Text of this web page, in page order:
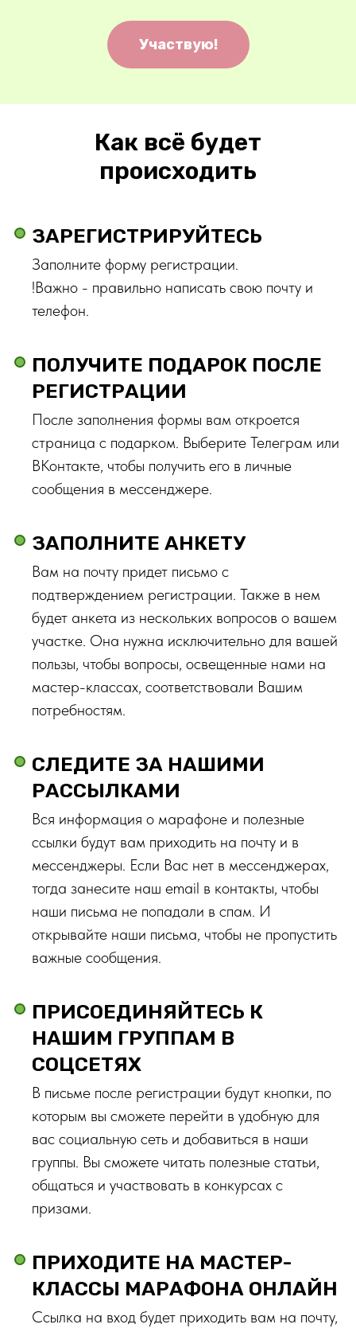
Участвую!
Как всё будет
происходить
ЗАРЕГИСТРИРУЙТЕСЬ
Заполните форму регистрации.
!Важно - правильно написать свою почту и
телефон.
ПОЛУЧИТЕ ПОДАРОК ПОСЛЕ
РЕГИСТРАЦИИ
После заполнения формы вам откроется
страница с подарком. Выберите Телеграм или
ВКонтакте, чтобы получить его в личные
сообщения в мессенджере.
ЗАПОЛНИТЕ АНКЕТУ
Вам на почту придет письмо с
подтверждением регистрации. Также в нем
будет анкета из нескольких вопросов о вашем
участке. Она нужна исключительно для вашей
пользы, чтобы вопросы, освещенные нами на
мастер-классах, соответствовали Вашим
потребностям.
СЛЕДИТЕ ЗА НАШИМИ
РАССЫЛКАМИ
Вся информация о марафоне и полезные
ссылки будут вам приходить на почту и в
мессенджеры. Если Вас нет в мессенджерах,
тогда занесите наш email в контакты, чтобы
наши письма не попадали в спам. И
открывайте наши письма, чтобы не пропустить
важные сообщения.
ПРИСОЕДИНЯЙТЕСЬ К
НАШИМ ГРУППАМ В
СОЦСЕТЯХ
В письме после регистрации будут кнопки, по
которым вы сможете перейти в удобную для
вас социальную сеть и добавиться в наши
группы. Вы сможете читать полезные статьи,
общаться и участвовать в конкурсах с
призами.
ПРИХОДИТЕ НА МАСТЕР-
КЛАССЫ МАРАФОНА ОНЛАЙН
Ссылка на вход будет приходить вам на почту,